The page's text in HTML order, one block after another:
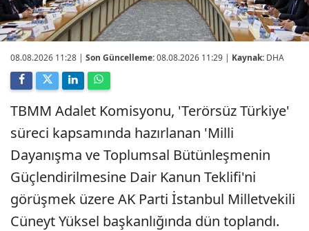
08.08.2026 11:28 | Son Güncelleme:08.08.2026 11:29 | Kaynak: DHA
TBMM Adalet Komisyonu, 'Terörsüz Türkiye'
süreci kapsamında hazırlanan 'Milli
Dayanışma ve Toplumsal Bütünleşmenin
Güçlendirilmesine Dair Kanun Teklifi'ni
görüşmek üzere AK Parti İstanbul Milletvekili
Cüneyt Yüksel başkanlığında dün toplandı.